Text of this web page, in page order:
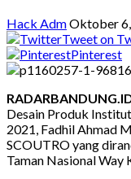
Hack AdmOktober
Tweet on
Pinterest
Desain Produk
2021, Fadhil Ahmad
SCOUTRO yang
Taman Nasional Way